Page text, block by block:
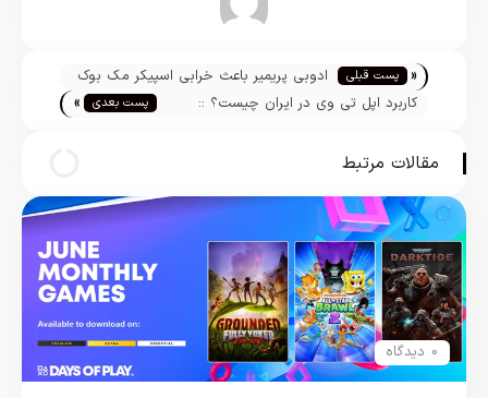
تیم تحریریه « پست قبلی
ادوبی پریمیر باعث خرابی اسپیکر مک بوک
پرو می‌شود!
کاربرد اپل تی وی در ایران چیست؟ ::
پست بعدی »
مقالات مرتبط
0 دیدگاه